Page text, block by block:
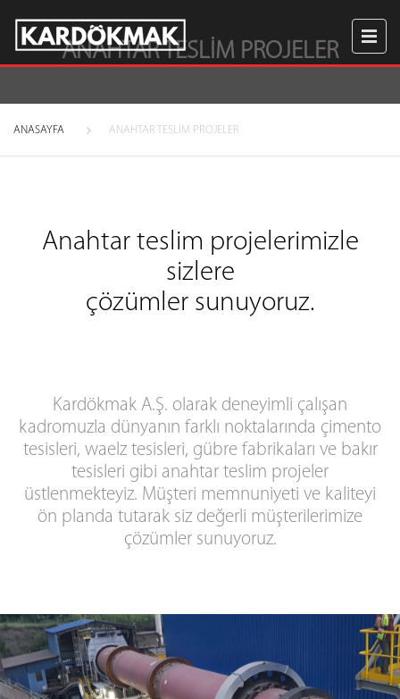
ANAHTAR TESLİM PROJELER
ANASAYFA ANAHTAR TESLİM PROJELER
Anahtar teslim projelerimizle
sizlere
çözümler sunuyoruz.
Kardökmak A.Ş. olarak deneyimli çalışan
kadromuzla dünyanın farklı noktalarında çimento
tesisleri, waelz tesisleri, gübre fabrikaları ve bakır
tesisleri gibi anahtar teslim projeler
üstlenmekteyiz. Müşteri memnuniyeti ve kaliteyi
ön planda tutarak siz değerli müşterilerimize
çözümler sunuyoruz.